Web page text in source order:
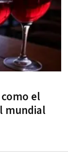
el
mundial